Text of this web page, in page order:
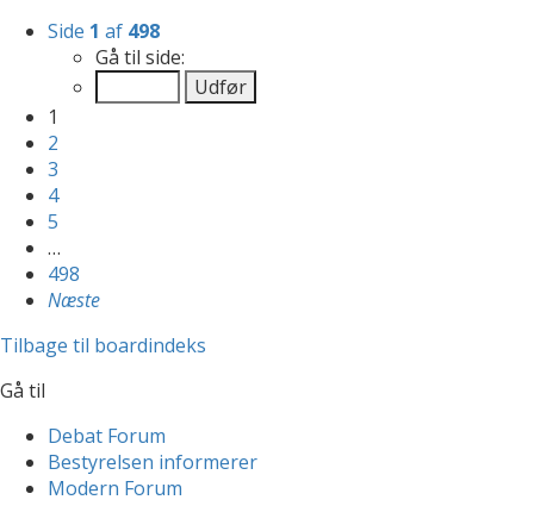
Side 1 af 498
Gå til side:
1
2
3
4
5
…
498
Næste
Tilbage til boardindeks
Gå til
Debat Forum
Bestyrelsen informerer
Modern Forum